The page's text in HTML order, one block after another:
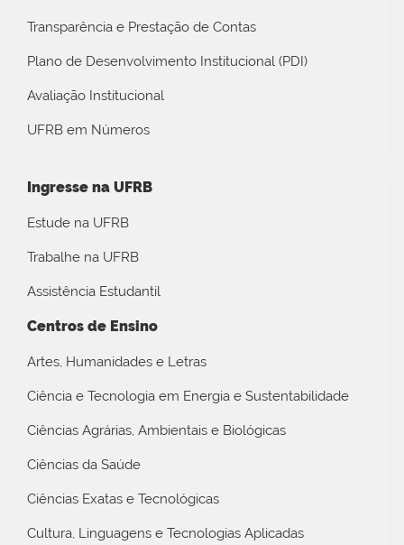
Transparência e Prestação de Contas
Plano de Desenvolvimento Institucional (PDI)
Avaliação Institucional
UFRB em Números
Ingresse na UFRB
Estude na UFRB
Trabalhe na UFRB
Assistência Estudantil
Centros de Ensino
Artes, Humanidades e Letras
Ciência e Tecnologia em Energia e Sustentabilidade
Ciências Agrárias, Ambientais e Biológicas
Ciências da Saúde
Ciências Exatas e Tecnológicas
Cultura, Linguagens e Tecnologias Aplicadas